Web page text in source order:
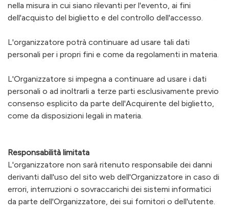
nella misura in cui siano rilevanti per l'evento, ai fini
dell'acquisto del biglietto e del controllo dell'accesso.
L'organizzatore potrà continuare ad usare tali dati
personali per i propri fini e come da regolamenti in materia.
L'Organizzatore si impegna a continuare ad usare i dati
personali o ad inoltrarli a terze parti esclusivamente previo
consenso esplicito da parte dell'Acquirente del biglietto,
come da disposizioni legali in materia.
Responsabilità limitata
L'organizzatore non sarà ritenuto responsabile dei danni
derivanti dall'uso del sito web dell'Organizzatore in caso di
errori, interruzioni o sovraccarichi dei sistemi informatici
da parte dell'Organizzatore, dei sui fornitori o dell'utente.